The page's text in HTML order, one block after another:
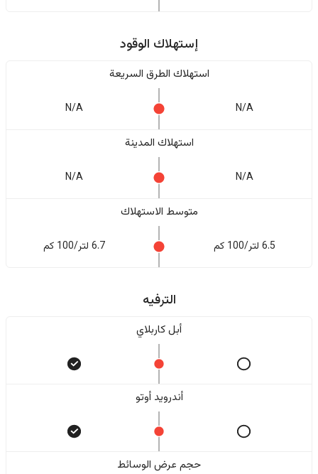
إستهلاك الوقود
استهلاك الطرق السريعة
N/A
N/A
استهلاك المدينة
N/A
N/A
متوسط الاستهلاك
6.5 لتر/100 كم 6.7 لتر/100 كم
الترفيه
أبل كاربلاي
أندرويد أوتو
حجم عرض الوسائط